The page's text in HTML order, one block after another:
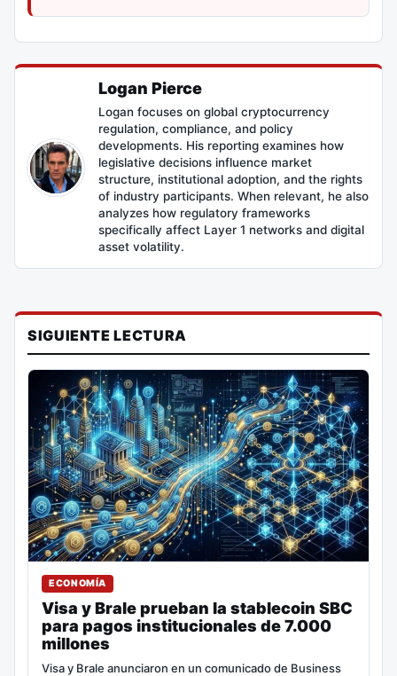
Logan Pierce
Logan focuses on global cryptocurrency
regulation, compliance, and policy
developments. His reporting examines how
legislative decisions influence market
structure, institutional adoption, and the rights
of industry participants. When relevant, he also
analyzes how regulatory frameworks
specifically affect Layer 1 networks and digital
asset volatility.
SIGUIENTE LECTURA
ECONOMÍA
Visa y Brale prueban la stablecoin SBC
para pagos institucionales de 7.000
millones
Visa y Brale anunciaron en un comunicado de Business